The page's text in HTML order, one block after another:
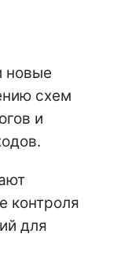
новые
схем
и
контроля
для